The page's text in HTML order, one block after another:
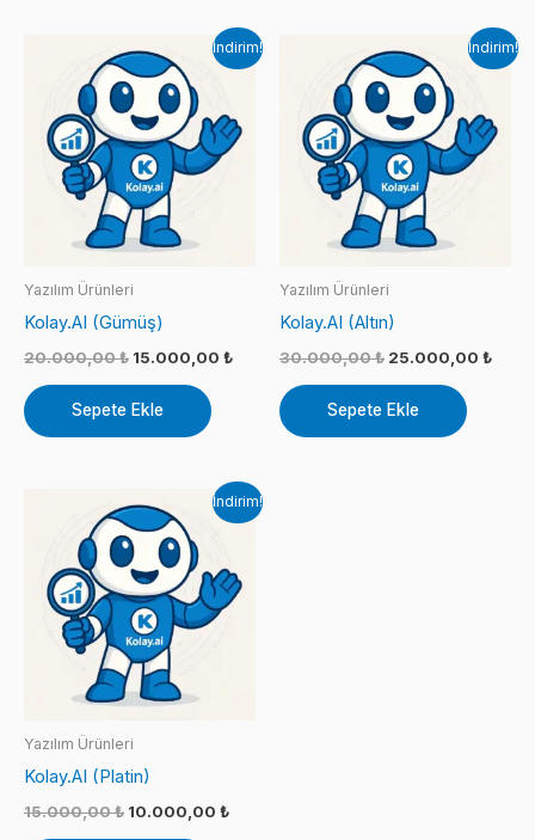
İndirim!
Yazılım Ürünleri
Kolay.AI (Gümüş)
20.000,00₺ Orijinal
20.000,00 ₺.
15.000,00 ₺Şu
15.000,00 ₺.
Sepete Ekle
İndirim!
Yazılım Ürünleri
Kolay.AI (Altın)
30.000,00₺ Orijinal
30.000,00 ₺.
25.000,00 ₺Şu
Sepete Ekle
İndirim!
Yazılım Ürünleri
Kolay.AI (Platin)
15.000,00₺ Orijinal
10.000,00 ₺Şu